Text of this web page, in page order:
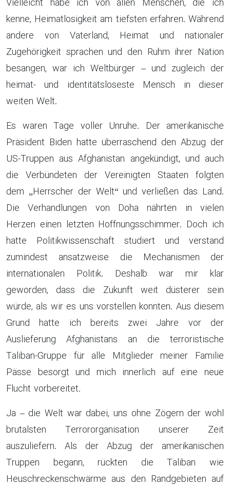
Vielleicht habe ich von allen Menschen, die ich
kenne, Heimatlosigkeit am tiefsten erfahren. Während
andere von Vaterland, Heimat und nationaler
Zugehörigkeit sprachen und den Ruhm ihrer Nation
besangen, war ich Weltbürger – und zugleich der
heimat- und identitätsloseste Mensch in dieser
weiten Welt.
Es waren Tage voller Unruhe. Der amerikanische
Präsident Biden hatte überraschend den Abzug der
US-Truppen aus Afghanistan angekündigt, und auch
die Verbündeten der Vereinigten Staaten folgten
dem „Herrscher der Welt“ und verließen das Land.
Die Verhandlungen von Doha nährten in vielen
Herzen einen letzten Hoffnungsschimmer. Doch ich
hatte Politikwissenschaft studiert und verstand
zumindest ansatzweise die Mechanismen der
internationalen Politik. Deshalb war mir klar
geworden, dass die Zukunft weit düsterer sein
würde, als wir es uns vorstellen konnten. Aus diesem
Grund hatte ich bereits zwei Jahre vor der
Auslieferung Afghanistans an die terroristische
Taliban-Gruppe für alle Mitglieder meiner Familie
Pässe besorgt und mich innerlich auf eine neue
Flucht vorbereitet.
Ja – die Welt war dabei, uns ohne Zögern der wohl
brutalsten Terrororganisation unserer Zeit
auszuliefern. Als der Abzug der amerikanischen
Truppen begann, rückten die Taliban wie
Heuschreckenschwärme aus den Randgebieten auf